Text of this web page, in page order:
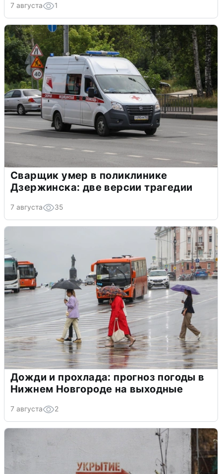
7 августа 1
Сварщик умер в поликлинике
Дзержинска: две версии трагедии
7 августа 35
Дожди и прохлада: прогноз погоды в
Нижнем Новгороде на выходные
7 августа 2